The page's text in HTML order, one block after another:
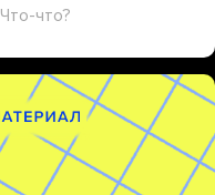
Что-что?